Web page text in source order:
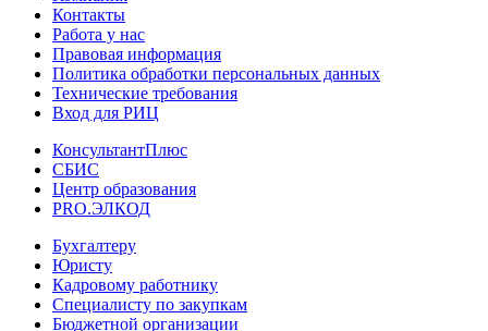
Контакты
Работа у нас
Правовая информация
Политика обработки персональных данных
Технические требования
Вход для РИЦ
КонсультантПлюс
СБИС
Центр образования
PRO.ЭЛКОД
Бухгалтеру
Юристу
Кадровому работнику
Специалисту по закупкам
Бюджетной организации